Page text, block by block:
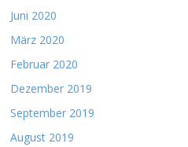
Juni 2020
März 2020
Februar 2020
Dezember 2019
September 2019
August 2019